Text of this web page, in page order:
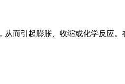
而引起膨胀、收缩或化学反应